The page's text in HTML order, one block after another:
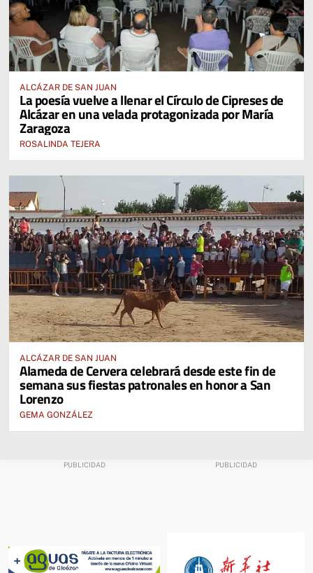
ALCÁZAR DE SAN JUAN
La poesía vuelve a llenar el Círculo de Cipreses de
Alcázar en una velada protagonizada por María
Zaragoza
ROSALINDA TEJERA
ALCÁZAR DE SAN JUAN
Alameda de Cervera celebrará desde este fin de
semana sus fiestas patronales en honor a San
Lorenzo
GEMA GONZÁLEZ